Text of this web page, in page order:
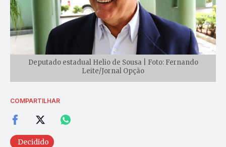
Deputado estadual Helio de Sousa | Foto: Fernando
Leite/Jornal Opção
COMPARTILHAR
Decidido